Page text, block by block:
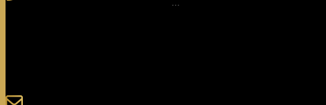
...